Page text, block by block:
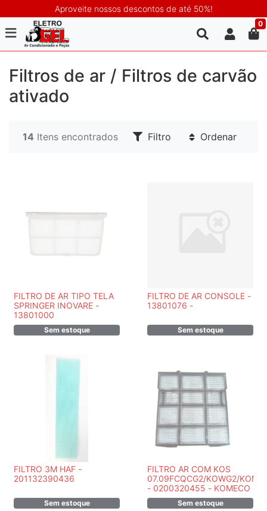
Aproveite nossos descontos de até 50%!
0
Filtros de ar / Filtros de carvão
ativado
14 Itens encontrados Filtro Ordenar
FILTRO DE AR TIPO TELA
SPRINGER INOVARE -
13801000
Sem estoque
FILTRO DE AR CONSOLE -
13801076 -
Sem estoque
FILTRO 3M HAF -
201132390436
Sem estoque
FILTRO AR COM KOS
07.09FCQCG2/KOWG2/
- 0200320455 - KOMECO
Sem estoque